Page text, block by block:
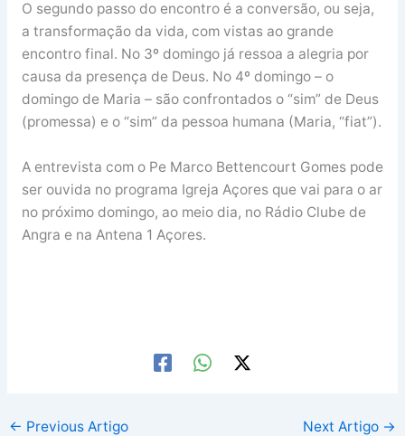
O segundo passo do encontro é a conversão, ou seja,
a transformação da vida, com vistas ao grande
encontro final. No 3º domingo já ressoa a alegria por
causa da presença de Deus. No 4º domingo – o
domingo de Maria – são confrontados o “sim” de Deus
(promessa) e o “sim” da pessoa humana (Maria, “fiat”).
A entrevista com o Pe Marco Bettencourt Gomes pode
ser ouvida no programa Igreja Açores que vai para o ar
no próximo domingo, ao meio dia, no Rádio Clube de
Angra e na Antena 1 Açores.
← Previous Artigo Next Artigo →